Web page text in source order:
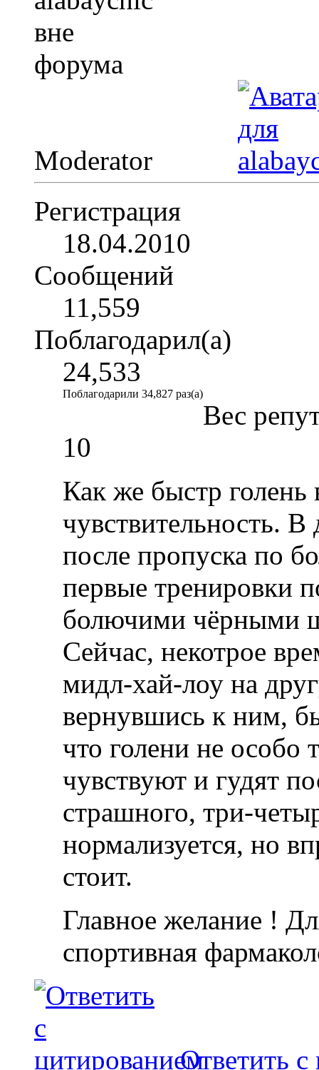
Moderator
Регистрация
18.04.2010
Сообщений
11,559
Поблагодарил(а)
24,533
Поблагодарили 34,827 раз(а)
Вес
10
Как же быстр голень
чувствительность. В
после пропуска по
первые тренировки
болючими чёрными
Сейчас, некотрое
мидл-хай-лоу на
вернувшись к ним,
что голени не
чувствуют и гудят
страшного, три-
нормализуется, но
стоит.
Главное желание !
спортивная
Ответить с